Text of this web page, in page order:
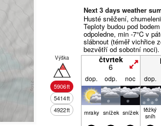
Next 3 days weather
Husté sněžení,
Teploty budou pod
odpoledne, min -7°C v
slábnout (téměř vichřice
bezvětří od sobotní noci).
Výška
5906ft
5414ft
4922ft
čtvrtek
6
dop. odp. noc dop.
mraky snížek snížek těžký
sníh